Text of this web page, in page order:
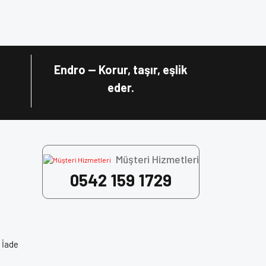
Endro — Korur, taşır, eşlik
eder.
Müşteri Hizmetleri
0542 159 1729